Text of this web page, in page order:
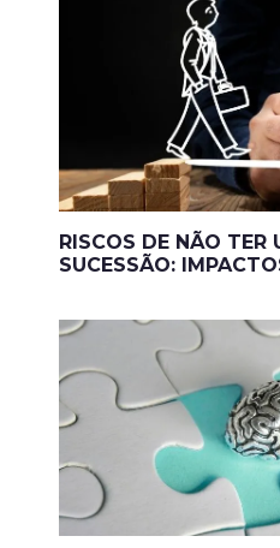
RISCOS DE NÃO TER
SUCESSÃO: